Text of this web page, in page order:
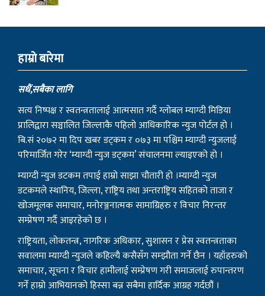
हाम्राे बारेमा
सधैं,सबैका लागि
सत्य निष्पक्ष र स्वतन्त्रतालाई आत्मसात गर्दै ग्लोबल म्याग्दी मिडिया
प्रालिद्वारा सञ्चालित जिल्लाकै पहिलो आधिकारिक न्युज पोर्टल हो ।
बि.सं २०७२ मा दिप खबर डट्कम र ०७३ मा पश्चिम म्याग्दी न्युजलाई
परिमार्जित गरेर ‘म्याग्दी न्युज डट्कम’ संचालनमा ल्याइएको हो ।
म्याग्दी न्युज डटकम तपाई हाम्रो साझा चौतारी हो ।म्याग्दी न्युज
डटकमले स्थानिय, जिल्ला, राष्ट्रिय तथा अन्तराष्ट्रिय सहितको ताजा र
खोजमूलक समाचार, मनोरञ्जनात्मक सामाग्रिहरु र विचार निरन्तर
सम्प्रेषण गर्दै आइरहेको छ ।
राष्ट्रियता, लोकतन्त्र, नागरिक अधिकार, सुशासन र प्रेस स्वतन्त्रताका
सवालमा म्याग्दी न्युजले कहिल्यै कसैसँग सम्झौता गर्ने छैन । यहाँहरुको
समाचार, सूचना र विचार हामीलाई सम्प्रेषण गरी समाजलाई रुपान्तरण
गर्ने हाम्रो आभियानको हिस्सा बन्न सबैमा हार्दिक आग्रह गर्दछौं ।